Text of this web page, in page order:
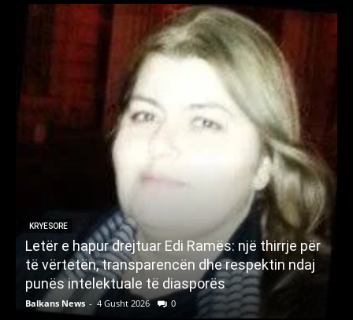
KRYESORE
Letër e hapur drejtuar Edi Ramës: një thirrje për
të vërtetën, transparencën dhe respektin ndaj
punës intelektuale të diasporës
Balkans News - 4 Gusht 2026 0